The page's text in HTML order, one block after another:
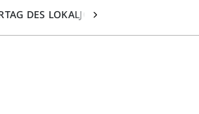
TAG DES LOKALJOURNALISMUS